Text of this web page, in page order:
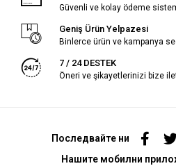
Güvenli ve kolay ödeme
Geniş Ürün Yelpazesi
Binlerce ürün ve kampanya
7 / 24 DESTEK
Öneri ve şikayetlerinizi bize
Последвайте ни
Нашите мобилни